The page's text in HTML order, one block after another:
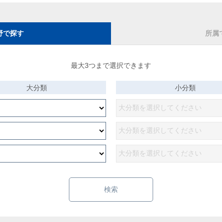
で探す 所属
最大3つまで選択できます
大分類 小分類
検索